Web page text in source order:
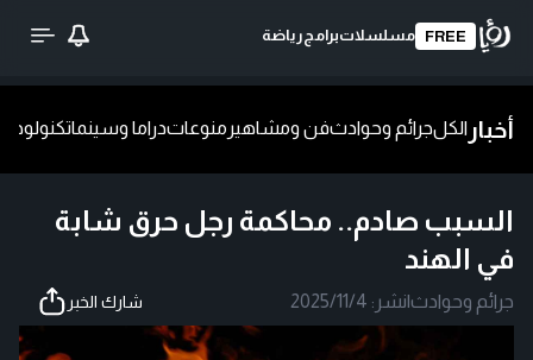
FREE مسلسلاتبرامج رياضة
أخبار الكلجرائم وحوادثفن ومشاهير منوعاتدراما وسينماتكنولوجيا
السبب صادم.. محاكمة رجل حرق شابة
في الهند
جرائم وحوادث|نشر: 2025/11/4 شارك الخبر